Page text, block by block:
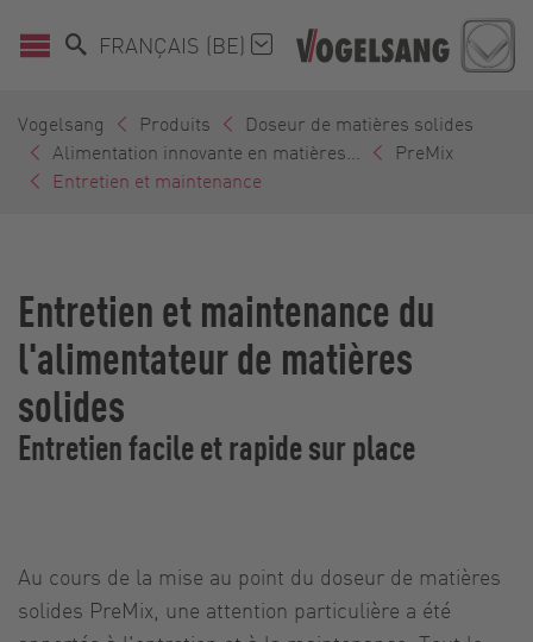
FRANÇAIS (BE)
Vogelsang Produits
Doseur de matières solides
Alimentation innovante en matières...
PreMix
Entretien et maintenance
Entretien et maintenance du
l'alimentateur de matières
solides
Entretien facile et rapide sur place
Au cours de la mise au point du doseur de matières
solides PreMix, une attention particulière a été